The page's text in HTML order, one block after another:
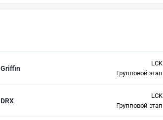
Griffin
LCK
Групповой этап
DRX
LCK
Групповой этап